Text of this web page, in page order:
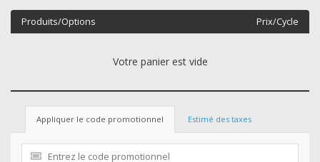
Produits/Options Prix/Cycle
Votre panier est vide
Appliquer le code promotionnel Estimé des taxes